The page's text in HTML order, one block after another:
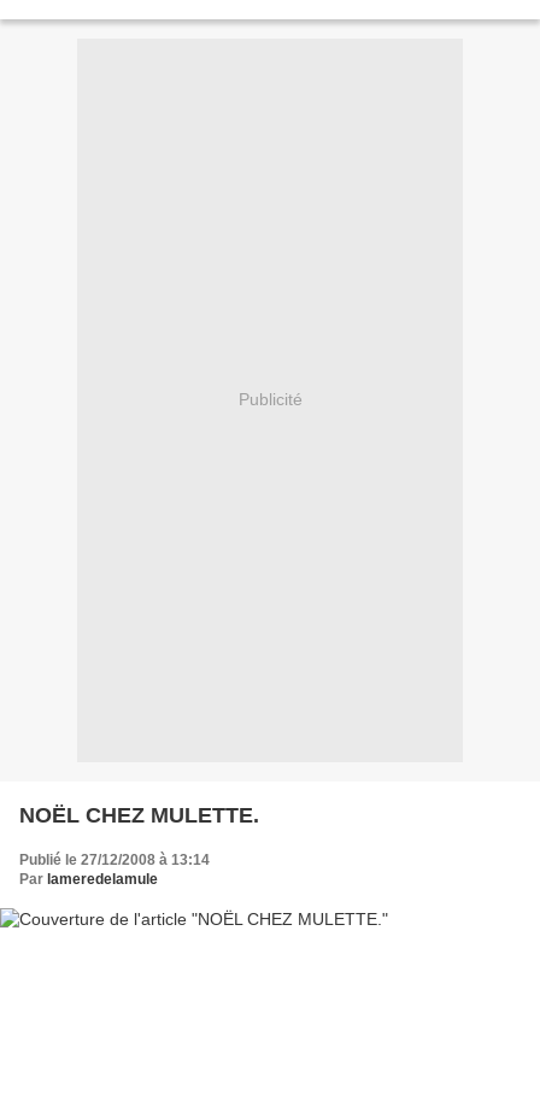
Publicité
NOËL CHEZ MULETTE.
Publié le 27/12/2008 à 13:14
Par lameredelamule